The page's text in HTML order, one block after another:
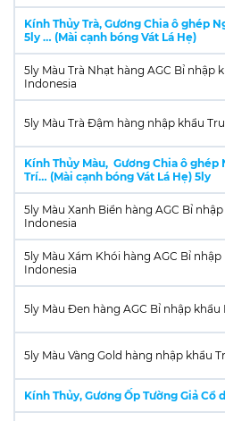
Kính Thủy Trà, Gương Chia ô ghép
5ly … (Mài cạnh bóng Vát Lá Hẹ)
5ly Màu Trà Nhạt hàng AGC Bỉ nhập
Indonesia
5ly Màu Trà Đậm hàng nhập khẩu
Kính Thủy Màu, Gương Chia ô ghép
Trí… (Mài cạnh bóng Vát Lá Hẹ) 5ly
5ly Màu Xanh Biển hàng AGC Bỉ
Indonesia
5ly Màu Xám Khói hàng AGC Bỉ nhập
Indonesia
5ly Màu Đen hàng AGC Bỉ nhập khẩu
5ly Màu Vàng Gold hàng nhập khẩu
Kính Thủy, Gương Ốp Tường Giả Cổ